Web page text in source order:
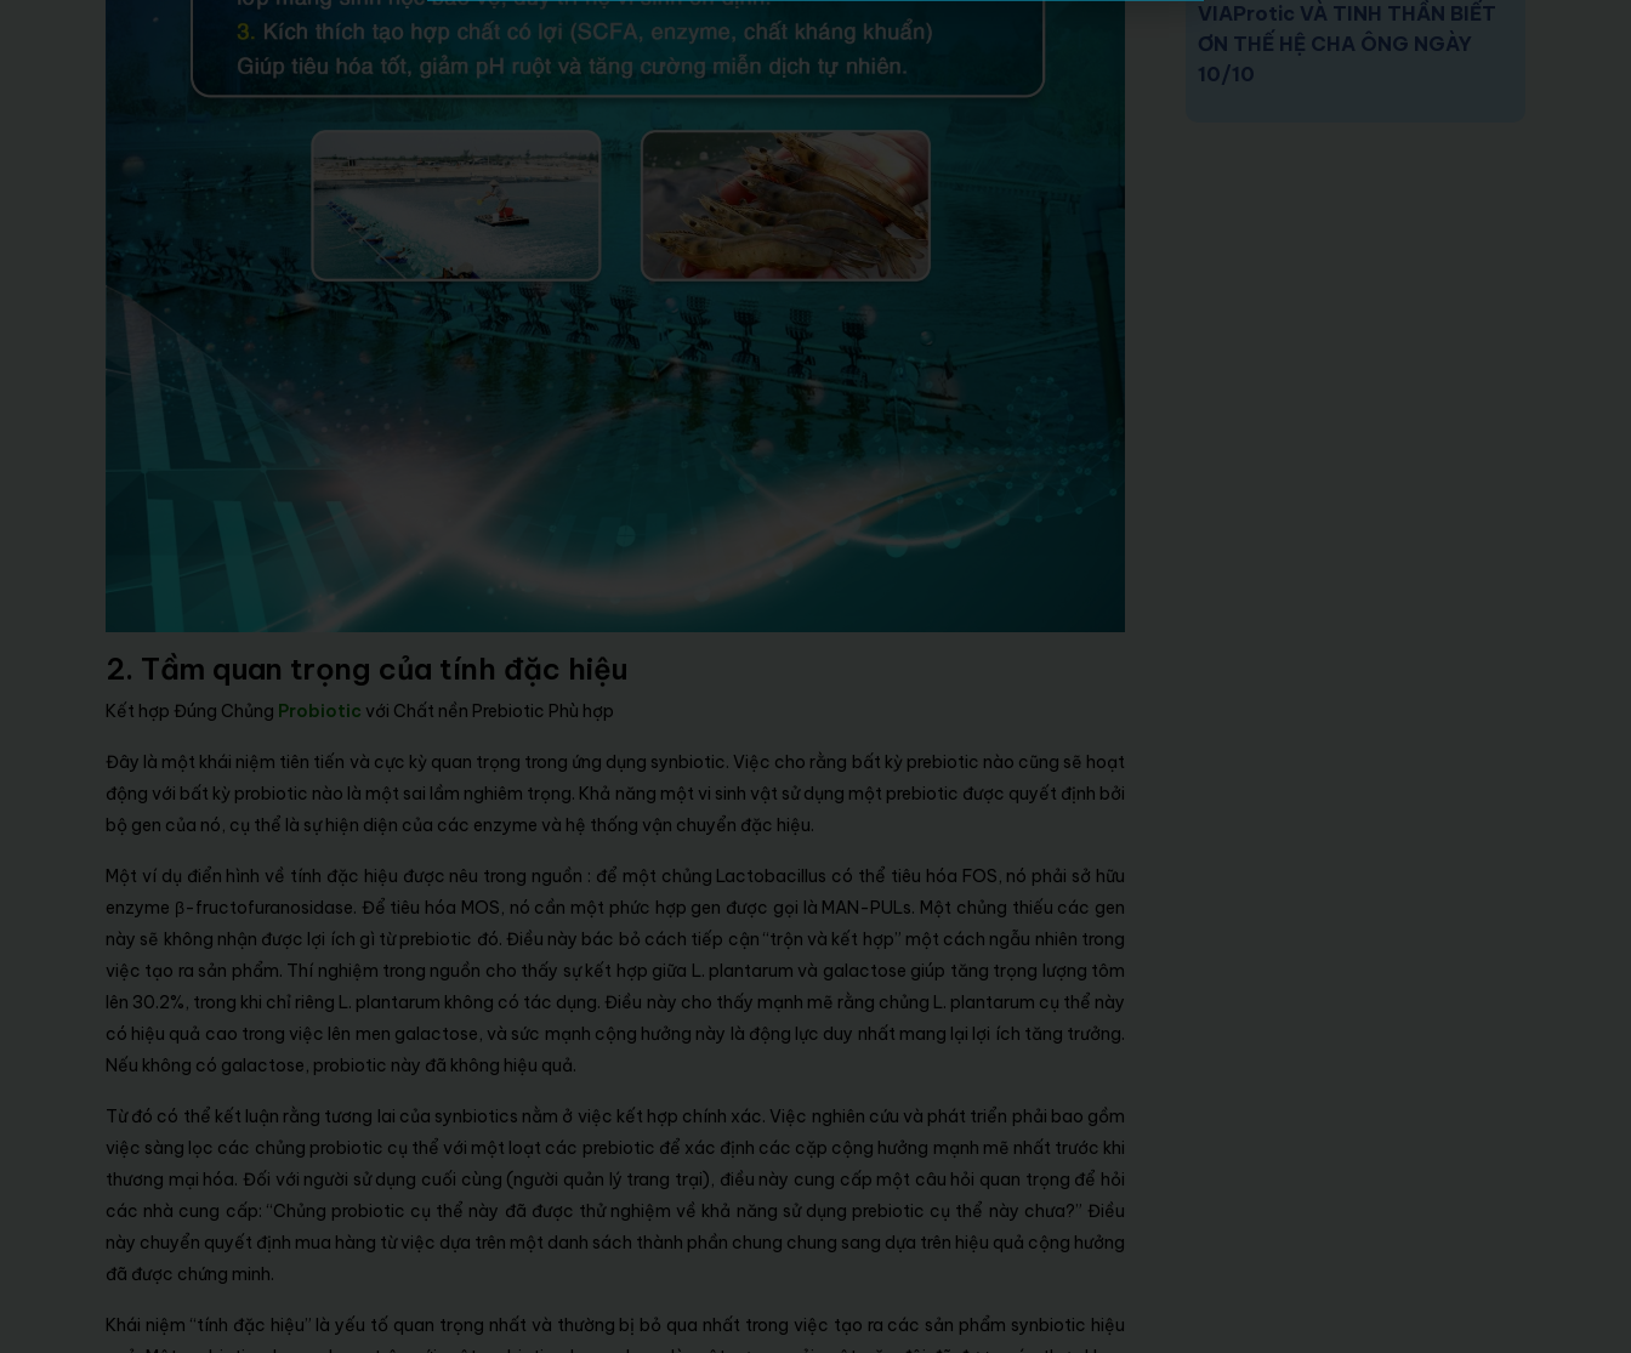
2. Tầm quan trọng của tính đặc hiệu
Kết hợp Đúng Chủng Probiotic với Chất nền Prebiotic Phù hợp
Đây là một khái niệm tiên tiến và cực kỳ quan trọng trong ứng dụng synbiotic. Việc cho rằng bất kỳ prebiotic nào cũng sẽ hoạt
động với bất kỳ probiotic nào là một sai lầm nghiêm trọng. Khả năng một vi sinh vật sử dụng một prebiotic được quyết định bởi
bộ gen của nó, cụ thể là sự hiện diện của các enzyme và hệ thống vận chuyển đặc hiệu.
Một ví dụ điển hình về tính đặc hiệu được nêu trong nguồn : để một chủng Lactobacillus có thể tiêu hóa FOS, nó phải sở hữu
enzyme β-fructofuranosidase. Để tiêu hóa MOS, nó cần một phức hợp gen được gọi là MAN-PULs. Một chủng thiếu các gen
này sẽ không nhận được lợi ích gì từ prebiotic đó. Điều này bác bỏ cách tiếp cận “trộn và kết hợp” một cách ngẫu nhiên trong
việc tạo ra sản phẩm. Thí nghiệm trong nguồn cho thấy sự kết hợp giữa L. plantarum và galactose giúp tăng trọng lượng tôm
lên 30.2%, trong khi chỉ riêng L. plantarum không có tác dụng. Điều này cho thấy mạnh mẽ rằng chủng L. plantarum cụ thể này
có hiệu quả cao trong việc lên men galactose, và sức mạnh cộng hưởng này là động lực duy nhất mang lại lợi ích tăng trưởng.
Nếu không có galactose, probiotic này đã không hiệu quả.
Từ đó có thể kết luận rằng tương lai của synbiotics nằm ở việc kết hợp chính xác. Việc nghiên cứu và phát triển phải bao gồm
việc sàng lọc các chủng probiotic cụ thể với một loạt các prebiotic để xác định các cặp cộng hưởng mạnh mẽ nhất trước khi
thương mại hóa. Đối với người sử dụng cuối cùng (người quản lý trang trại), điều này cung cấp một câu hỏi quan trọng để hỏi
các nhà cung cấp: “Chủng probiotic cụ thể này đã được thử nghiệm về khả năng sử dụng prebiotic cụ thể này chưa?” Điều
này chuyển quyết định mua hàng từ việc dựa trên một danh sách thành phần chung chung sang dựa trên hiệu quả cộng hưởng
đã được chứng minh.
Khái niệm “tính đặc hiệu” là yếu tố quan trọng nhất và thường bị bỏ qua nhất trong việc tạo ra các sản phẩm synbiotic hiệu
VIAProtic VÀ TINH THẦN BIẾT
ƠN THẾ HỆ CHA ÔNG NGÀY
10/10